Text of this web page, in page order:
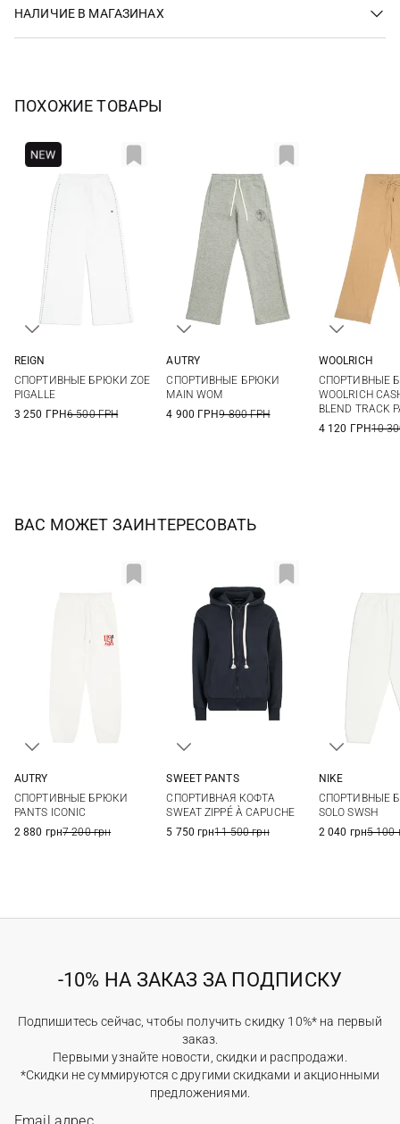
НАЛИЧИЕ В МАГАЗИНАХ
ПОХОЖИЕ ТОВАРЫ
REIGN
СПОРТИВНЫЕ БРЮКИ ZOE
PIGALLE
3 250 ГРН6 500 ГРН
AUTRY
СПОРТИВНЫЕ БРЮКИ
MAIN WOM
4 900 ГРН9 800 ГРН
XL
WOOLRICH
СПОРТИВНЫЕ
WOOLRICH
BLEND TRACK
4 120 ГРН10
ВАС МОЖЕТ ЗАИНТЕРЕСОВАТЬ
AUTRY
СПОРТИВНЫЕ БРЮКИ
PANTS ICONIC
2 880 грн7 200 грн
SWEET PANTS
СПОРТИВНАЯ КОФТА
SWEAT ZIPPÉ À CAPUCHE
5 750 грн11 500 грн
XL
NIKE
СПОРТИВНЫЕ
SOLO SWSH
2 040 грн5 100
-10% НА ЗАКАЗ ЗА ПОДПИСКУ
Подпишитесь сейчас, чтобы получить скидку 10%* на первый
заказ.
Первыми узнайте новости, скидки и распродажи.
*Скидки не суммируются с другими скидками и акционными
предложениями.